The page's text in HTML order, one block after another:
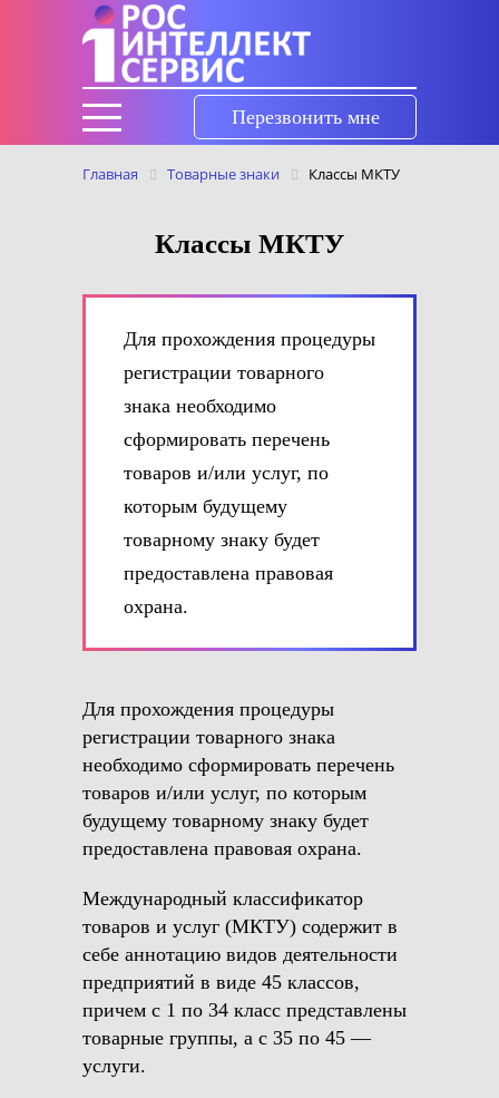
Перезвонить мне
Главная Товарные знаки Классы МКТУ
Классы МКТУ
Для прохождения процедуры
регистрации товарного
знака необходимо
сформировать перечень
товаров и/или услуг, по
которым будущему
товарному знаку будет
предоставлена правовая
охрана.
Для прохождения процедуры
регистрации товарного знака
необходимо сформировать перечень
товаров и/или услуг, по которым
будущему товарному знаку будет
предоставлена правовая охрана.
Международный классификатор
товаров и услуг (МКТУ) содержит в
себе аннотацию видов деятельности
предприятий в виде 45 классов,
причем с 1 по 34 класс представлены
товарные группы, а с 35 по 45 —
услуги.